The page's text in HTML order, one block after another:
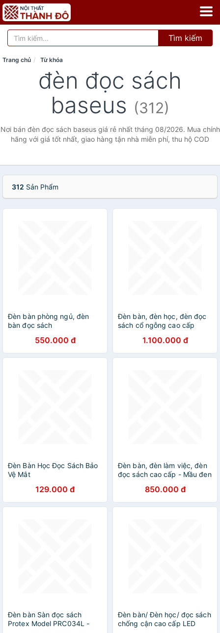
Tìm kiếm
Trang chủ Từ khóa
đèn đọc sách
baseus (312)
Nơi bán đèn đọc sách baseus giá rẻ nhất tháng 08/2026. Mua chính
hãng với giá tốt nhất, giao hàng tận nhà miễn phí, thu hộ COD
312 Sản Phẩm
Đèn bàn phòng ngủ, đèn
bàn đọc sách
550.000 đ
Đèn bàn, đèn học, đèn đọc
sách cổ ngỗng cao cấp
1.100.000 đ
Đèn Bàn Học Đọc Sách Bảo
Vệ Mắt
129.000 đ
Đèn bàn, đèn làm việc, đèn
đọc sách cao cấp - Mầu đen
850.000 đ
Đèn bàn Sàn đọc sách
Protex Model PRC034L -
Đèn bàn/ Đèn học/ đọc sách
chống cận cao cấp LED